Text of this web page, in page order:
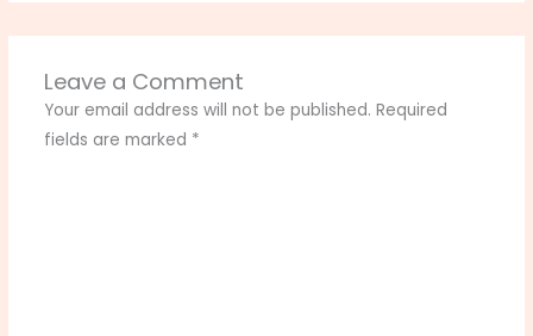
Leave a Comment
Your email address will not be published. Required
fields are marked *